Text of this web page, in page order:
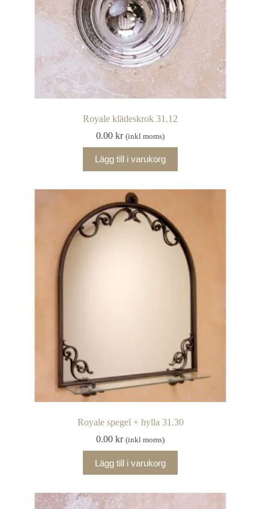
Royale klädeskrok 31.12
0.00kr (inkl moms)
Lägg till i varukorg
Royale spegel + hylla 31.30
0.00kr (inkl moms)
Lägg till i varukorg